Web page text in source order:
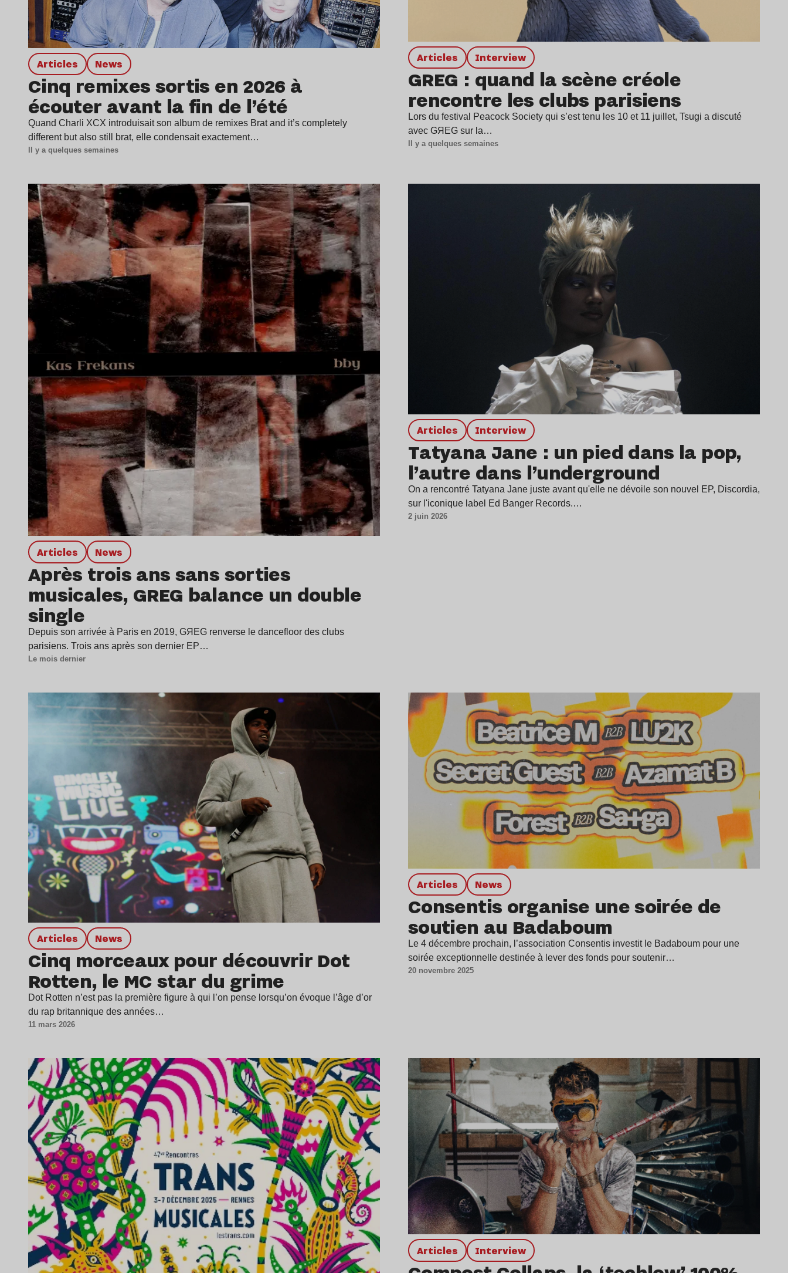
Articles news
Cinq remixes sortis en 2026 à
écouter avant la fin de l’été
Quand Charli XCX introduisait son album de remixes Brat and it’s completely
different but also still brat, elle condensait exactement…
Il y a quelques semaines
Articles interview
GREG : quand la scène créole
rencontre les clubs parisiens
Lors du festival Peacock Society qui s’est tenu les 10 et 11 juillet, Tsugi a discuté
avec GЯEG sur la…
Il y a quelques semaines
Articles news
Après trois ans sans sorties
musicales, GREG balance un double
single
Depuis son arrivée à Paris en 2019, GЯEG renverse le dancefloor des clubs
parisiens. Trois ans après son dernier EP…
Le mois dernier
Articles interview
Tatyana Jane : un pied dans la pop,
l’autre dans l’underground
On a rencontré Tatyana Jane juste avant qu'elle ne dévoile son nouvel EP, Discordia,
sur l'iconique label Ed Banger Records.…
2 juin 2026
Articles news
Cinq morceaux pour découvrir Dot
Rotten, le MC star du grime
Dot Rotten n’est pas la première figure à qui l’on pense lorsqu’on évoque l’âge d’or
du rap britannique des années…
11 mars 2026
Articles news
Consentis organise une soirée de
soutien au Badaboum
Le 4 décembre prochain, l’association Consentis investit le Badaboum pour une
soirée exceptionnelle destinée à lever des fonds pour soutenir…
20 novembre 2025
Articles interview